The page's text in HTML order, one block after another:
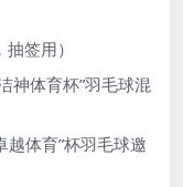
签用）
神体育杯”羽毛球混
越体育”杯羽毛球邀